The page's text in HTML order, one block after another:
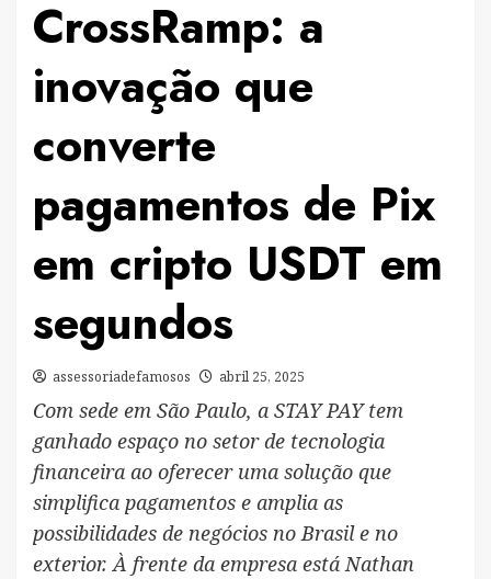
CrossRamp: a
inovação que
converte
pagamentos de Pix
em cripto USDT em
segundos
assessoriadefamosos abril 25, 2025
Com sede em São Paulo, a STAY PAY tem
ganhado espaço no setor de tecnologia
financeira ao oferecer uma solução que
simplifica pagamentos e amplia as
possibilidades de negócios no Brasil e no
exterior. À frente da empresa está Nathan